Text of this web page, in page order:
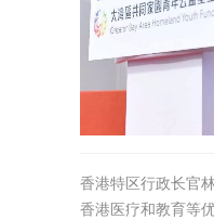
香港特区行政长官
香港医疗和教育等